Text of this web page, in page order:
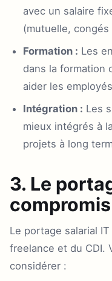
avec un salaire
(mutuelle,
Formation : Les
dans la formation
aider les
Intégration : Les
mieux intégrés à
projets à long
3. Le
Le portage salarial
freelance et du CDI.
considérer :